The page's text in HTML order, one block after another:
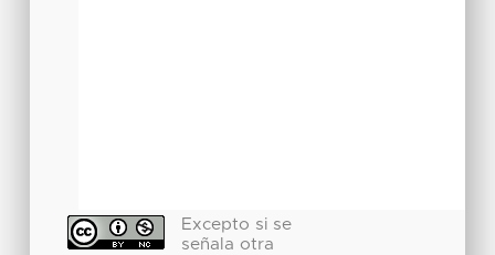
Excepto si se
señala otra